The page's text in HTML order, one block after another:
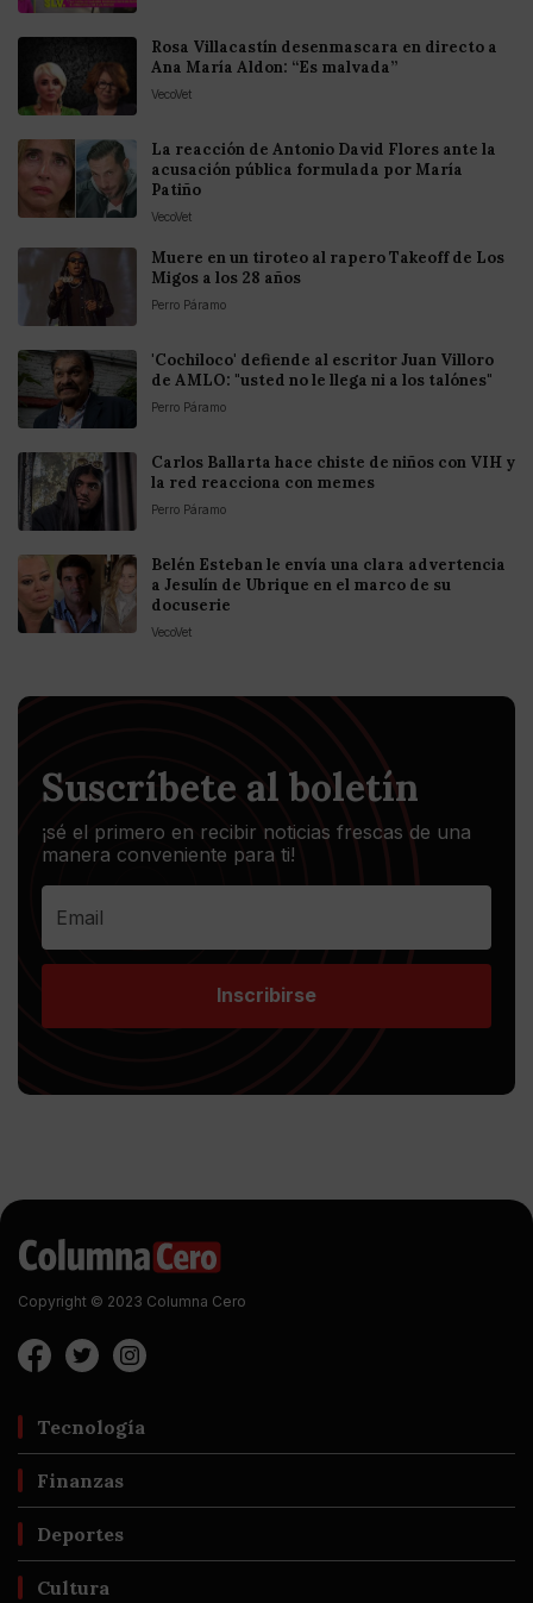
Rosa Villacastín desenmascara en directo a
Ana María Aldon: “Es malvada”
VecoVet
La reacción de Antonio David Flores ante la
acusación pública formulada por María
Patiño
VecoVet
Muere en un tiroteo al rapero Takeoff de Los
Migos a los 28 años
Perro Páramo
'Cochiloco' defiende al escritor Juan Villoro
de AMLO: "usted no le llega ni a los talónes"
Perro Páramo
Carlos Ballarta hace chiste de niños con VIH y
la red reacciona con memes
Perro Páramo
Belén Esteban le envía una clara advertencia
a Jesulín de Ubrique en el marco de su
docuserie
VecoVet
Suscríbete al boletín
¡sé el primero en recibir noticias frescas de una
manera conveniente para ti!
Inscribirse
Copyright © 2023 Columna Cero
Tecnología
Finanzas
Deportes
Cultura